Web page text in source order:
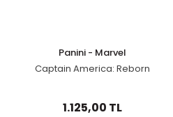
Panini - Marvel
Captain America: Reborn
1.125,00 TL